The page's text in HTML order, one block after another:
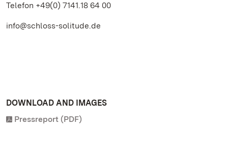
Telefon +49(0) 7141.18 64 00
info@schloss-solitude.de
DOWNLOAD AND IMAGES
Pressreport (PDF)